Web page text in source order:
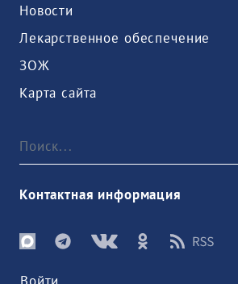
Новости
Лекарственное обеспечение
ЗОЖ
Карта сайта
Контактная информация